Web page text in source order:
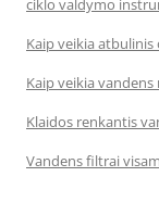
ciklo valdymo
Kaip veikia atbulinis
Kaip veikia
Klaidos renkantis
Vandens filtrai